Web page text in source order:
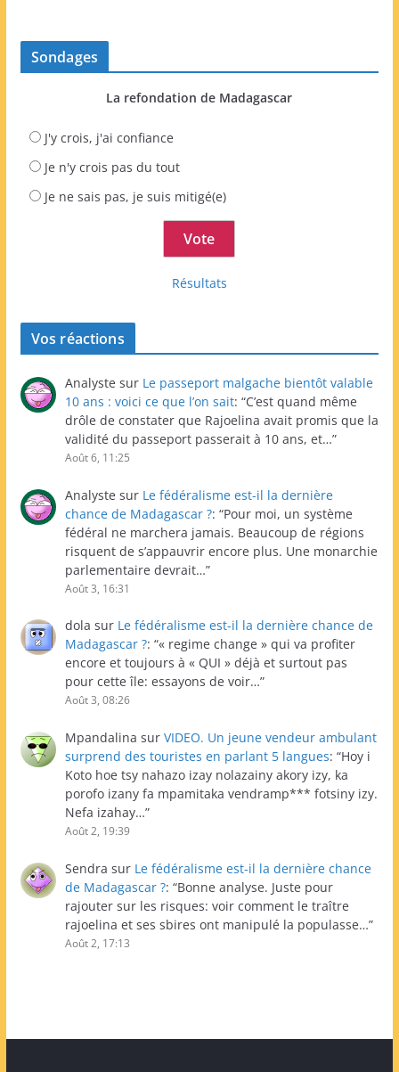
Sondages
La refondation de Madagascar
J'y crois, j'ai confiance
Je n'y crois pas du tout
Je ne sais pas, je suis mitigé(e)
Résultats
Vos réactions
Analyste sur Le passeport malgache bientôt valable
10 ans : voici ce que l’on sait: “C’est quand même
drôle de constater que Rajoelina avait promis que la
validité du passeport passerait à 10 ans, et…”
Août 6, 11:25
Analyste sur Le fédéralisme est-il la dernière
chance de Madagascar ?: “Pour moi, un système
fédéral ne marchera jamais. Beaucoup de régions
risquent de s’appauvrir encore plus. Une monarchie
parlementaire devrait…”
Août 3, 16:31
dola sur Le fédéralisme est-il la dernière chance de
Madagascar ?: “« regime change » qui va profiter
encore et toujours à « QUI » déjà et surtout pas
pour cette île: essayons de voir…”
Août 3, 08:26
Mpandalina sur VIDEO. Un jeune vendeur ambulant
surprend des touristes en parlant 5 langues: “Hoy i
Koto hoe tsy nahazo izay nolazainy akory izy, ka
porofo izany fa mpamitaka vendramp*** fotsiny izy.
Nefa izahay…”
Août 2, 19:39
Sendra sur Le fédéralisme est-il la dernière chance
de Madagascar ?: “Bonne analyse. Juste pour
rajouter sur les risques: voir comment le traître
rajoelina et ses sbires ont manipulé la populasse…”
Août 2, 17:13